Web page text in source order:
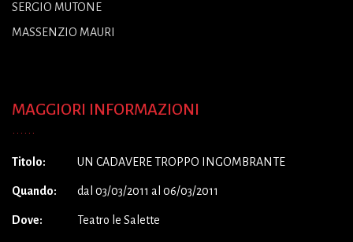
SERGIO MUTONE
MASSENZIO MAURI
MAGGIORI INFORMAZIONI
Titolo: UN CADAVERE TROPPO INGOMBRANTE
Quando: dal 03/03/2011 al 06/03/2011
Dove: Teatro le Salette